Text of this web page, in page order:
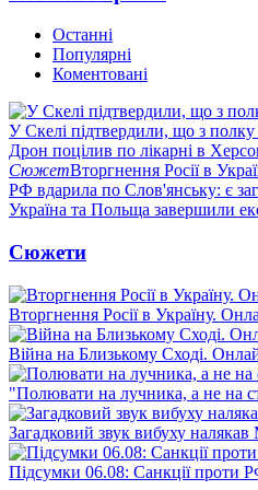
Останні
Популярні
Коментовані
У Скелі підтвердили, що з полку
Дрон поцілив по лікарні в
СюжетВторгнення Росії в
РФ вдарила по Слов'янську: є
Україна та Польща завершили
Сюжети
Вторгнення Росії в Україну.
Війна на Близькому Сході.
"Полювати на лучника, а не на
Загадковий звук вибуху
Підсумки 06.08: Санкції проти